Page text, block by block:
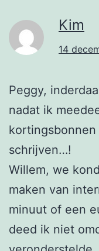
Kim
14
Peggy,
nadat ik
schrijven…!
Willem, we
maken van
minuut of een
deed ik niet